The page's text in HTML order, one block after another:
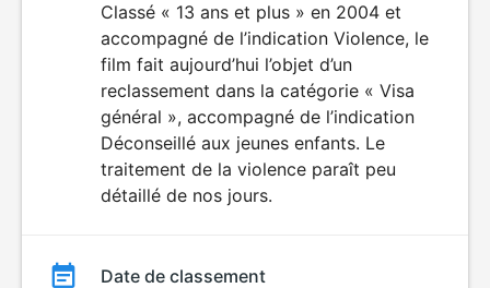
DÉCONSEILLÉ
AUX JEUNES
ENFANTS
Classé « 13 ans et plus » en 2004 et
accompagné de l’indication Violence, le
film fait aujourd’hui l’objet d’un
reclassement dans la catégorie « Visa
général », accompagné de l’indication
Déconseillé aux jeunes enfants. Le
traitement de la violence paraît peu
détaillé de nos jours.
Date de classement